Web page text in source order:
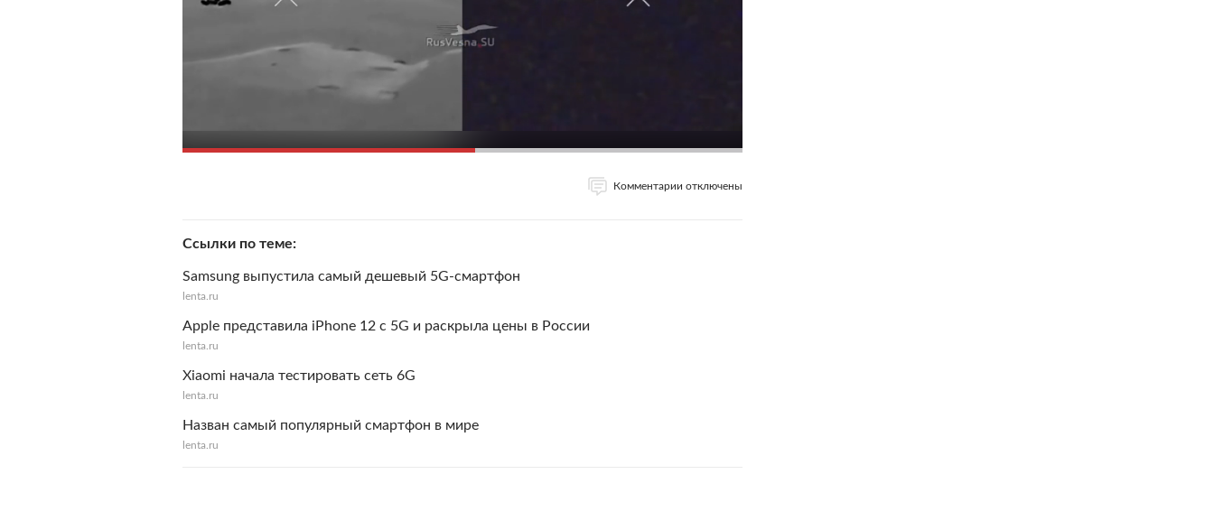
Комментарии отключены
Ссылки по теме
Samsung выпустила самый дешевый 5G-смартфон
lenta.ru
Apple представила iPhone 12 с 5G и раскрыла цены в России
lenta.ru
Xiaomi начала тестировать сеть 6G
lenta.ru
Назван самый популярный смартфон в мире
lenta.ru